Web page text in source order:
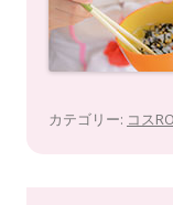
カテゴリー: コス